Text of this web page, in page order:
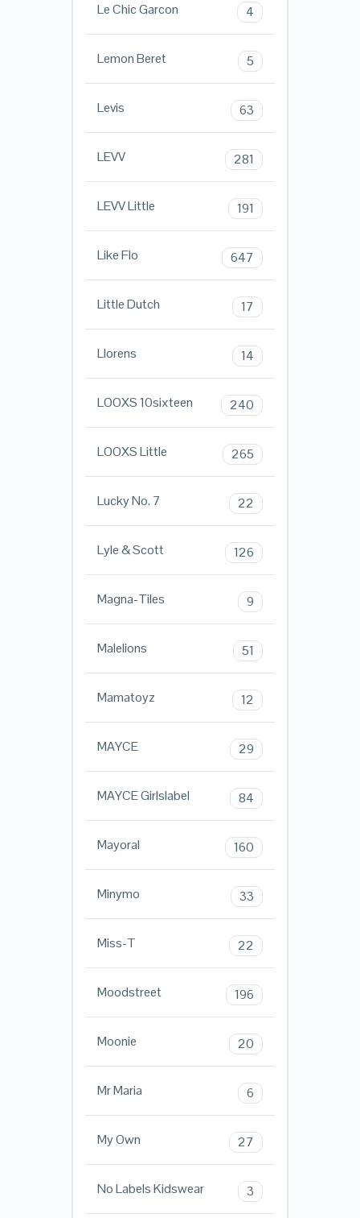
Le Chic Garcon 4
Lemon Beret 5
Levis 63
LEVV 281
LEVV Little 191
Like Flo 647
Little Dutch 17
Llorens 14
LOOXS 10sixteen 240
LOOXS Little 265
Lucky No. 7 22
Lyle & Scott 126
Magna-Tiles 9
Malelions 51
Mamatoyz 12
MAYCE 29
MAYCE Girlslabel 84
Mayoral 160
Minymo 33
Miss-T 22
Moodstreet 196
Moonie 20
Mr Maria 6
My Own 27
No Labels Kidswear 3